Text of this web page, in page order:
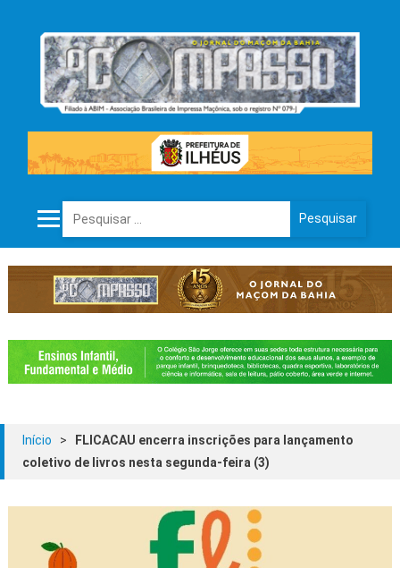
Pesquisar por:
Início >
FLICACAU encerra inscrições para lançamento
coletivo de livros nesta segunda-feira (3)